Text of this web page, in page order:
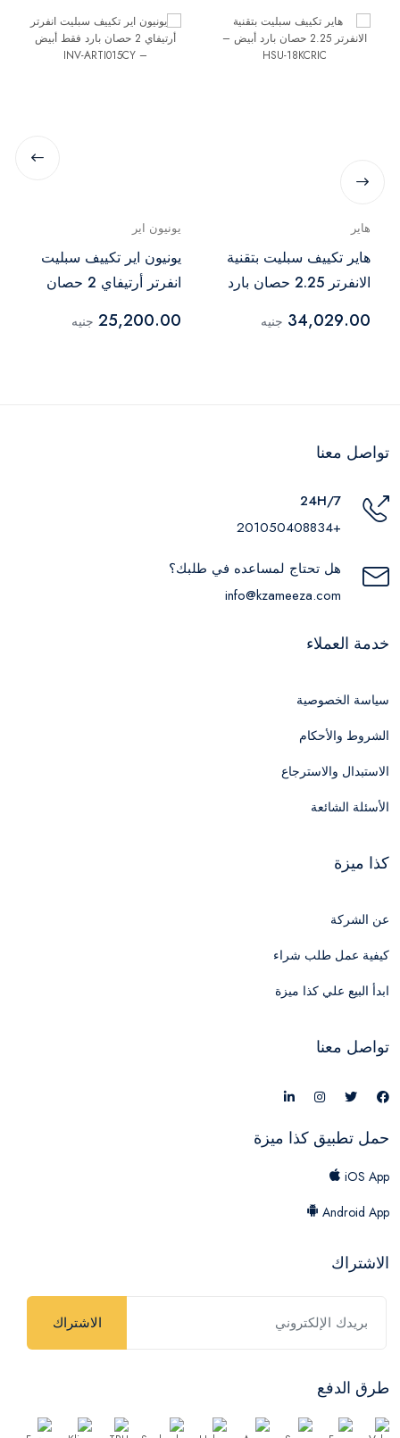
هاير
هاير تكييف سبليت بتقنية
الانفرتر 2.25 حصان بارد
34,029.00 جنيه
يونيون اير
يونيون اير تكييف سبليت
انفرتر أرتيفاي 2 حصان
ARTI015CY
25,200.00 جنيه
تواصل معنا
24H/7
+201050408834
هل تحتاج لمساعده في طلبك؟
info@kzameeza.com
خدمة العملاء
سياسة الخصوصية
الشروط والأحكام
الاستبدال والاسترجاع
الأسئلة الشائعة
كذا ميزة
عن الشركة
كيفية عمل طلب شراء
ابدأ البيع علي كذا ميزة
تواصل معنا
حمل تطبيق كذا ميزة
iOS App
Android App
الاشتراك
الاشتراك
طرق الدفع